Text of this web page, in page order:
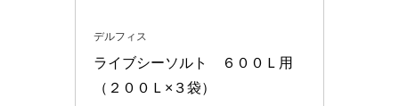
デルフィス
ライブシーソルト　６００Ｌ用
（２００Ｌ×３袋）